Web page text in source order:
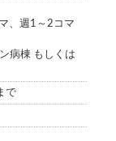
、週1～2コマ
病棟 もしくは
で